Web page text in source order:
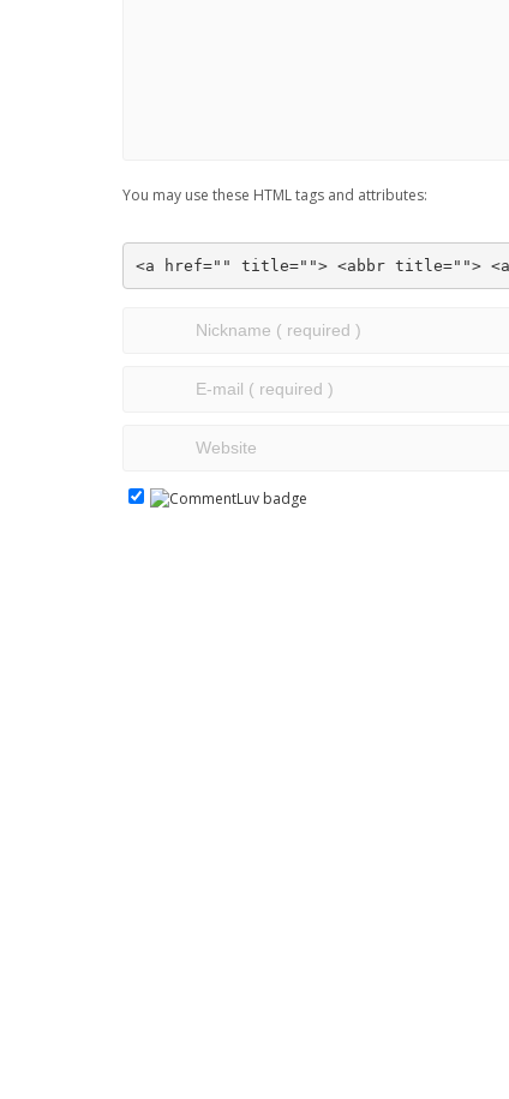
You may use these HTML tags and attributes:
<a href="" title=""> <abbr title="">